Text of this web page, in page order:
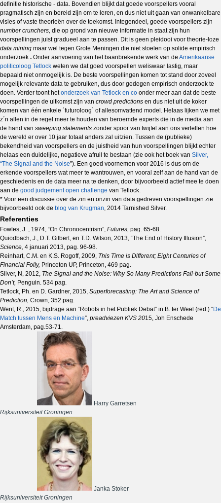
definitie historische - data. Bovendien blijkt dat goede voorspellers vooral
pragmatisch zijn en bereid zijn om te leren, en dus niet uit gaan van onwankelbare
visies of vaste theorieën over de toekomst. Integendeel, goede voorspellers zijn
number crunchers, die op grond van nieuwe informatie in staat zijn hun
voorspellingen juist gradueel aan te passen. Dit is geen pleidooi voor theorie-loze
data mining maar wel tegen Grote Meningen die niet stoelen op solide empirisch
onderzoek . Onder aanvoering van het baanbrekende werk van de Amerikaanse
politicoloog Tetlock weten we dat goed voorspellen weliswaar lastig, maar
bepaald niet onmogelijk is. De beste voorspellingen komen tot stand door zoveel
mogelijk relevante data te gebruiken, dus door gedegen empirisch onderzoek te
doen. Verder toont hetonderzoek van Tetlock en co onder meer aan dat de beste
voorspellingen de uitkomst zijn van crowd predictions en dus niet uit de koker
komen van één enkele ´futuroloog` of allesomvattend model. Helaas lijken we met
z´n allen in de regel meer te houden van beroemde experts die in de media aan
de hand van sweeping statements zonder spoor van twijfel aan ons vertellen hoe
de wereld er over 10 jaar totaal anders zal uitzien. Tussen de (publieke)
bekendheid van voorspellers en de juistheid van hun voorspellingen blijkt echter
helaas een duidelijke, negatieve afruil te bestaan (zie ook het boek van Silver,
“The Signal and the Noise”). Een goed voornemen voor 2016 is dus om de
erkende voorspellers wat meer te wantrouwen, en vooral zelf aan de hand van de
geschiedenis en de data meer na te denken, door bijvoorbeeld actief mee te doen
aan de good judgement open challenge van Tetlock.
* Voor een discussie over de zin en onzin van data gedreven voorspellingen zie
bijvoorbeeld ook de blog van Krugman, 2014 Tarnished Silver.
Referenties
Fowles, J. , 1974, “On Chronocentrism”, Futures, pag. 65-68.
Quiodbach, J., D.T. Gilbert, en T.D. Wilson, 2013, “The End of History Illusion”,
Science, 4 januari 2013, pag. 96-98.
Reinhart, C.M. en K.S. Rogoff, 2009, This Time is Different; Eight Centuries of
Financial Folly, Princeton UP, Princeton, 469 pag.
Silver, N, 2012, The Signal and the Noise: Why So Many Predictions Fail-but Some
Don’t, Penguin. 534 pag.
Tetlock, Ph. en D. Gardner, 2015, Superforecasting: The Art and Science of
Prediction, Crown, 352 pag.
Went, R., 2015, bijdrage aan “Robots in het Publiek Debat” in B. ter Weel (red.) “De
Match tussen Mens en Machine”, preadviezen KVS 2015, Joh Enschede
Amsterdam, pag.53-71.
Harry Garretsen
Rijksuniversiteit Groningen
Janka Stoker
Rijksuniversiteit Groningen